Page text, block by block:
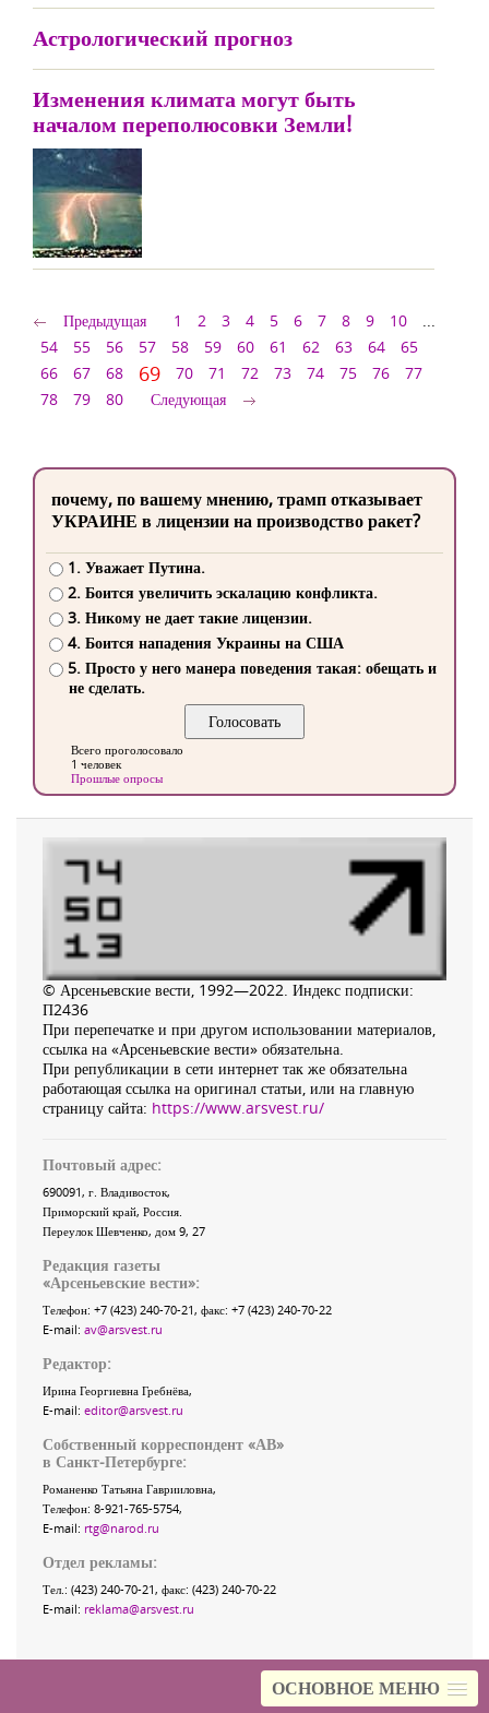
ОСНОВНОЕ МЕНЮ
Астрологический прогноз
Изменения климата могут быть
началом переполюсовки Земли!
Предыдущая 1 2 3 4 5 6 7 8 9 10
...
54
55 56 57 58 59 60 61 62 63 64
65
66
67 68 69 70 71 72 73 74 75 76
77
78
79 80 Следующая
почему, по вашему мнению, трамп отказывает
УКРАИНЕ в лицензии на производство ракет?
1. Уважает Путина.
2. Боится увеличить эскалацию конфликта.
3. Никому не дает такие лицензии.
4. Боится нападения Украины на США
5. Просто у него манера поведения такая: обещать и
не сделать.
Всего проголосовало
1 человек
Прошлые опросы
© Арсеньевские вести, 1992—2022. Индекс подписки:
П2436
При перепечатке и при другом использовании материалов,
ссылка на «Арсеньевские вести» обязательна.
При републикации в сети интернет так же обязательна
работающая ссылка на оригинал статьи, или на главную
страницу сайта: https://www.arsvest.ru/
Почтовый адрес:
690091, г. Владивосток,
Приморский край, Россия
Переулок Шевченко, дом 9, 27
Редакция газеты
«Арсеньевские вести»:
Телефон: +7 (423) 240-70-21, факс: +7 (423) 240-70-22
E-mail: av@arsvest.ru
Редактор:
Ирина Георгиевна Гребнёва,
E-mail: editor@arsvest.ru
Собственный корреспондент «АВ»
в Санкт-Петербурге:
Романенко Татьяна Гаврииловна,
Телефон: 8-921-765-5754,
E-mail: rtg@narod.ru
Отдел рекламы:
Тел.: (423) 240-70-21, факс: (423) 240-70-22
E-mail: reklama@arsvest.ru